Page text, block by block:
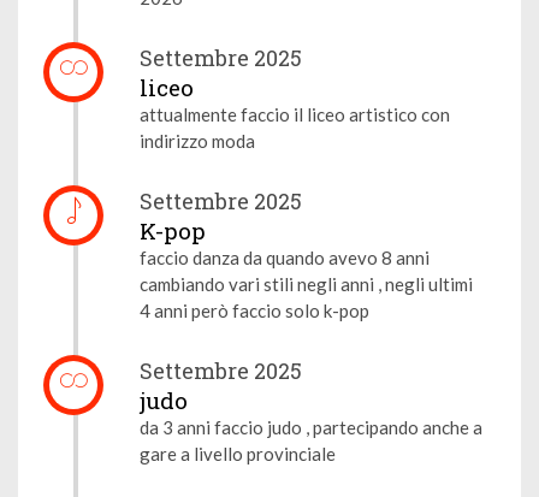
Settembre 2025
liceo
attualmente faccio il liceo artistico con
indirizzo moda
Settembre 2025
K-pop
faccio danza da quando avevo 8 anni
cambiando vari stili negli anni , negli ultimi
4 anni però faccio solo k-pop
Settembre 2025
judo
da 3 anni faccio judo , partecipando anche a
gare a livello provinciale